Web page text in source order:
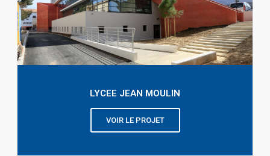
LYCEE JEAN MOULIN
VOIR LE PROJET